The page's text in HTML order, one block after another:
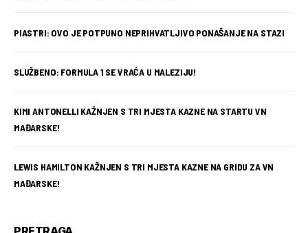
PIASTRI: OVO JE POTPUNO NEPRIHVATLJIVO PONAŠANJE NA STAZI
SLUŽBENO: FORMULA 1 SE VRAĆA U MALEZIJU!
KIMI ANTONELLI KAŽNJEN S TRI MJESTA KAZNE NA STARTU VN
MAĐARSKE!
LEWIS HAMILTON KAŽNJEN S TRI MJESTA KAZNE NA GRIDU ZA VN
MAĐARSKE!